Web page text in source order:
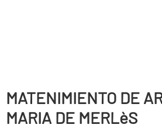
MATENIMIENTO DE
MARIA DE MERLèS